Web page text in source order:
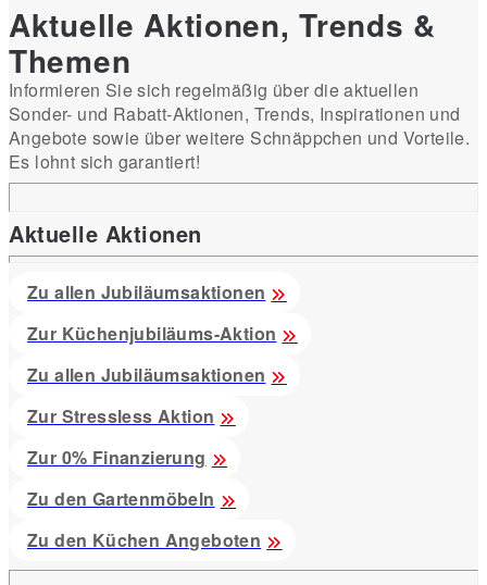
Aktuelle Aktionen, Trends &
Themen
Informieren Sie sich regelmäßig über die aktuellen
Sonder- und Rabatt-Aktionen, Trends, Inspirationen und
Angebote sowie über weitere Schnäppchen und Vorteile.
Es lohnt sich garantiert!
Aktuelle Aktionen
Zu allen Jubiläumsaktionen
Zur Küchenjubiläums-Aktion
Zu allen Jubiläumsaktionen
Zur Stressless Aktion
Zur 0% Finanzierung
Zu den Gartenmöbeln
Zu den Küchen Angeboten